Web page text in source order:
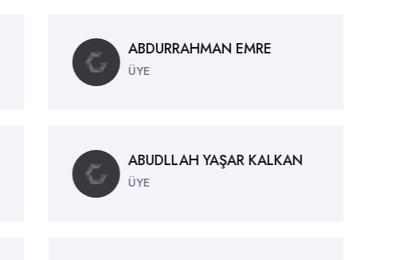
ABDURRAHMAN EMRE
ÜYE
ABUDLLAH YAŞAR KALKAN
ÜYE